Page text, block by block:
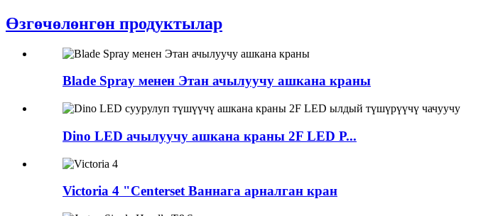
Өзгөчөлөнгөн продуктылар
Blade Spray менен Этан ачылуучу ашкана краны
Dino LED ачылуучу ашкана краны 2F LED P...
Victoria 4 "Centerset Ваннага арналган кран